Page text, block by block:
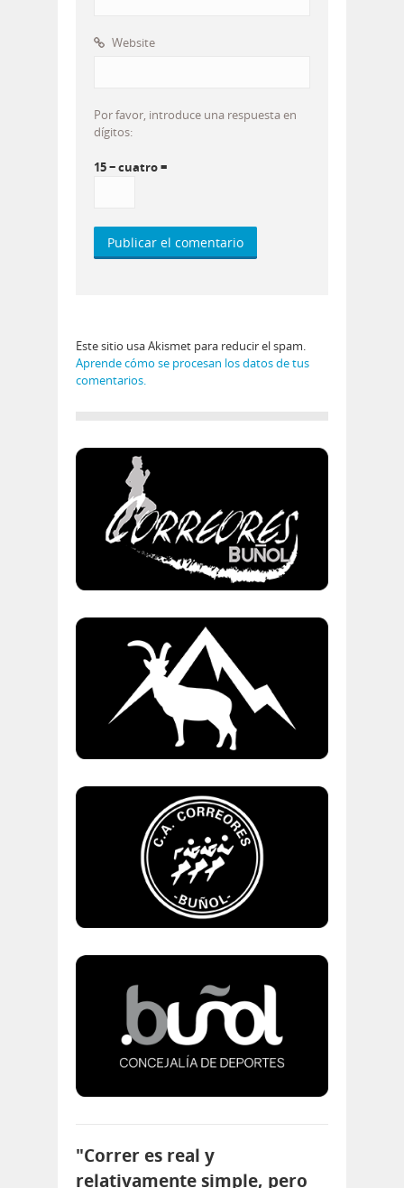
Website
Por favor, introduce una respuesta en
dígitos:
15 − cuatro =
Este sitio usa Akismet para reducir el spam.
Aprende cómo se procesan los datos de tus
comentarios.
"Correr es real y
relativamente simple, pero